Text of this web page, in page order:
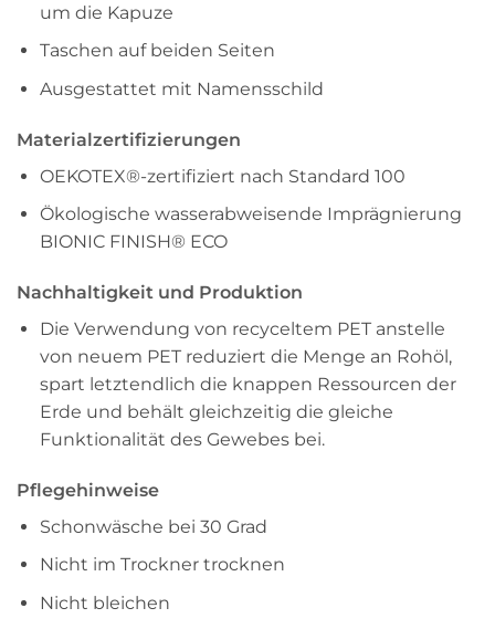
um die Kapuze
Taschen auf beiden Seiten
Ausgestattet mit Namensschild
Materialzertifizierungen
OEKOTEX®-zertifiziert nach Standard 100
Ökologische wasserabweisende Imprägnierung
BIONIC FINISH® ECO
Nachhaltigkeit und Produktion
Die Verwendung von recyceltem PET anstelle
von neuem PET reduziert die Menge an Rohöl,
spart letztendlich die knappen Ressourcen der
Erde und behält gleichzeitig die gleiche
Funktionalität des Gewebes bei.
Pflegehinweise
Schonwäsche bei 30 Grad
Nicht im Trockner trocknen
Nicht bleichen